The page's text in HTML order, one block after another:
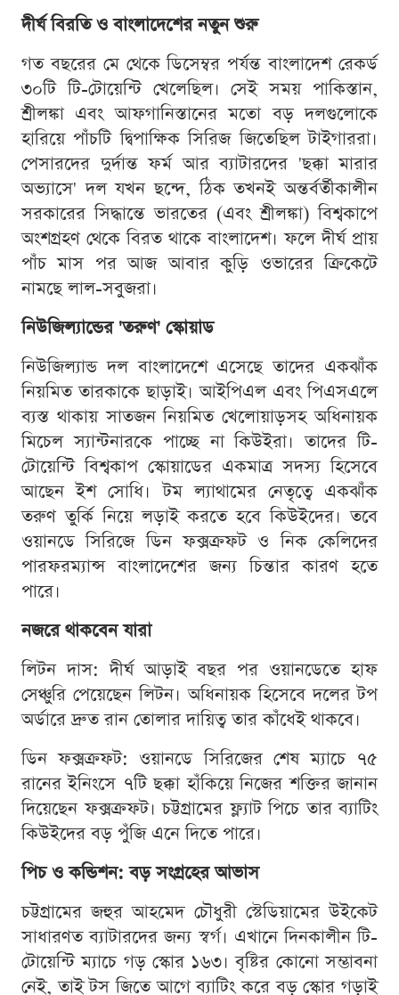
দীর্ঘ বিরতি ও বাংলাদেশের নতুন শুরু
গত বছরের মে থেকে ডিসেম্বর পর্যন্ত বাংলাদেশ রেকর্ড
৩০টি টি-টোয়েন্টি খেলেছিল। সেই সময় পাকিস্তান,
শ্রীলঙ্কা এবং আফগানিস্তানের মতো বড় দলগুলোকে
হারিয়ে পাঁচটি দ্বিপাক্ষিক সিরিজ জিতেছিল টাইগাররা।
পেসারদের দুর্দান্ত ফর্ম আর ব্যাটারদের 'ছক্কা মারার
অভ্যাসে' দল যখন ছন্দে, ঠিক তখনই অন্তর্বর্তীকালীন
সরকারের সিদ্ধান্তে ভারতের (এবং শ্রীলঙ্কা) বিশ্বকাপে
অংশগ্রহণ থেকে বিরত থাকে বাংলাদেশ। ফলে দীর্ঘ প্রায়
পাঁচ মাস পর আজ আবার কুড়ি ওভারের ক্রিকেটে
নামছে লাল-সবুজরা।
নিউজিল্যান্ডের 'তরুণ' স্কোয়াড
নিউজিল্যান্ড দল বাংলাদেশে এসেছে তাদের একঝাঁক
নিয়মিত তারকাকে ছাড়াই। আইপিএল এবং পিএসএলে
ব্যস্ত থাকায় সাতজন নিয়মিত খেলোয়াড়সহ অধিনায়ক
মিচেল স্যান্টনারকে পাচ্ছে না কিউইরা। তাদের টি-
টোয়েন্টি বিশ্বকাপ স্কোয়াডের একমাত্র সদস্য হিসেবে
আছেন ইশ সোধি। টম ল্যাথামের নেতৃত্বে একঝাঁক
তরুণ তুর্কি নিয়ে লড়াই করতে হবে কিউইদের। তবে
ওয়ানডে সিরিজে ডিন ফক্সক্রফট ও নিক কেলিদের
পারফরম্যান্স বাংলাদেশের জন্য চিন্তার কারণ হতে
পারে।
নজরে থাকবেন যারা
লিটন দাস: দীর্ঘ আড়াই বছর পর ওয়ানডেতে হাফ
সেঞ্চুরি পেয়েছেন লিটন। অধিনায়ক হিসেবে দলের টপ
অর্ডারে দ্রুত রান তোলার দায়িত্ব তার কাঁধেই থাকবে।
ডিন ফক্সক্রফট: ওয়ানডে সিরিজের শেষ ম্যাচে ৭৫
রানের ইনিংসে ৭টি ছক্কা হাঁকিয়ে নিজের শক্তির জানান
দিয়েছেন ফক্সক্রফট। চট্টগ্রামের ফ্ল্যাট পিচে তার ব্যাটিং
কিউইদের বড় পুঁজি এনে দিতে পারে।
পিচ ও কন্ডিশন: বড় সংগ্রহের আভাস
চট্টগ্রামের জহুর আহমেদ চৌধুরী স্টেডিয়ামের উইকেট
সাধারণত ব্যাটারদের জন্য স্বর্গ। এখানে দিনকালীন টি-
টোয়েন্টি ম্যাচে গড় স্কোর ১৬৩। বৃষ্টির কোনো সম্ভাবনা
নেই, তাই টস জিতে আগে ব্যাটিং করে বড় স্কোর গড়াই